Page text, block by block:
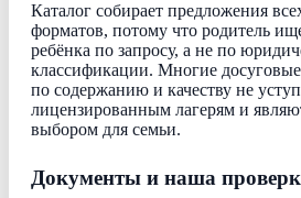
Каталог собирает предложения
форматов, потому что родитель
ребёнка по запросу, а не по
классификации. Многие
по содержанию и качеству не
лицензированным лагерям и
выбором для семьи.
Документы и наша